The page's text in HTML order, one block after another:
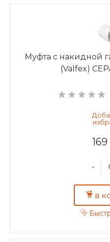
Муфта с накидной
(Valfex)
-
в